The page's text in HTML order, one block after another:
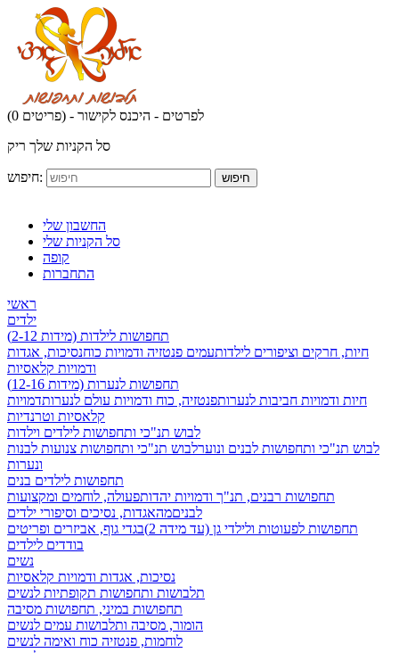
(0 פריטים) - לפרטים - היכנס לקישור
סל הקניות שלך ריק
חיפוש: חיפוש
החשבון שלי
סל הקניות שלי
קופה
התחברות
ראשי
ילדים
תחפושות לילדות (מידות 2-12)
חיות, חרקים וציפורים לילדותעמים פנטזיה ודמויות כוחנסיכות, אגדות
ודמויות קלאסיות
תחפושות לנערות (מידות 12-16)
חיות ודמויות חביבות לנערותפנטזיה, כוח ודמויות עולם לנערותדמויות
קלאסיות וטרנדיות
לבוש תנ"כי ותחפושות לילדים וילדות
לבוש תנ"כי ותחפושות לבנים ונוערלבוש תנ"כי ותחפושות צנועות לבנות
ונערות
תחפושות לילדים בנים
תחפושות רבנים, תנ"ך ודמויות יהדותפעולה, לוחמים ומקצועות
לבניםמהאגדות, נסיכים וסיפורי ילדים
תחפושות לפעוטות ולילדי גן (עד מידה 2)
בגדי גוף, אביזרים ופריטים
בודדים לילדים
נשים
נסיכות, אגדות ודמויות קלאסיות
תלבושות ותחפושות תקופתיות לנשים
תחפושות במיני, תחפושות מסיבה
הומור, מסיבה ותלבושות עמים לנשים
לוחמות, פנטזיה כוח ואימה לנשים